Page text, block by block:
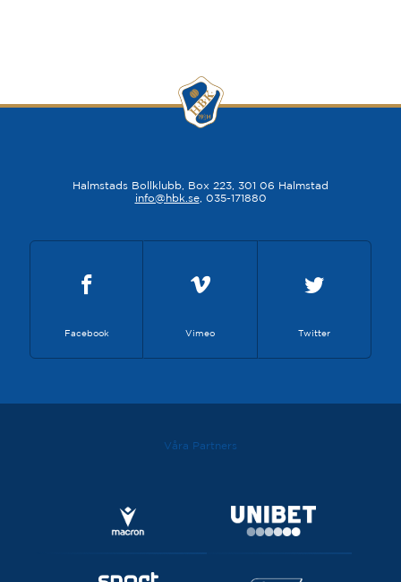
Halmstads Bollklubb, Box 223, 301 06 Halmstad
info@hbk.se, 035-171880
Facebook Vimeo Twitter
Våra Partners